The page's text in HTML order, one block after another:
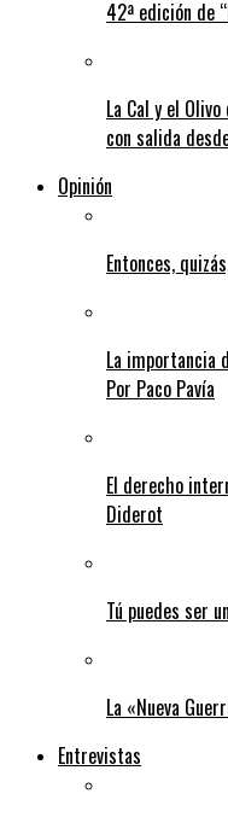
42ª edición de
La Cal y el
con salida
Opinión
Entonces,
La importancia
Por Paco Pavía
El derecho
Diderot
Tú puedes ser
La «Nueva
Entrevistas